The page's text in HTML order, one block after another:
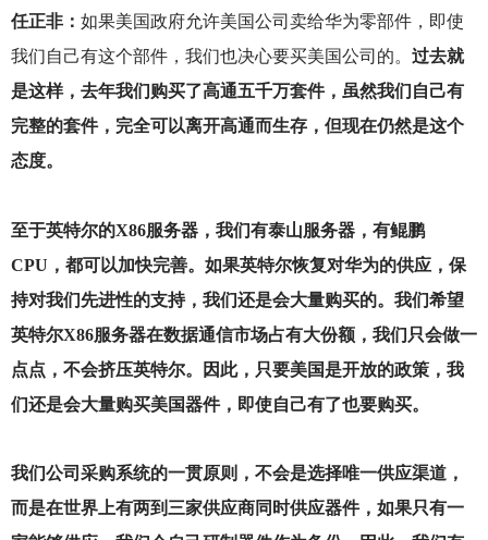
任正非： 如果美国政府允许美国公司卖给华为零部件，即使
我们自己有这个部件，我们也决心要买美国公司的。 过去就
是这样，去年我们购买了高通五千万套件，虽然我们自己有
完整的套件，完全可以离开高通而生存，但现在仍然是这个
态度。
至于英特尔的X86服务器，我们有泰山服务器，有鲲鹏
CPU，都可以加快完善。如果英特尔恢复对华为的供应，保
持对我们先进性的支持，我们还是会大量购买的。我们希望
英特尔X86服务器在数据通信市场占有大份额，我们只会做一
点点，不会挤压英特尔。因此，只要美国是开放的政策，我
们还是会大量购买美国器件，即使自己有了也要购买。
我们公司采购系统的一贯原则，不会是选择唯一供应渠道，
而是在世界上有两到三家供应商同时供应器件，如果只有一